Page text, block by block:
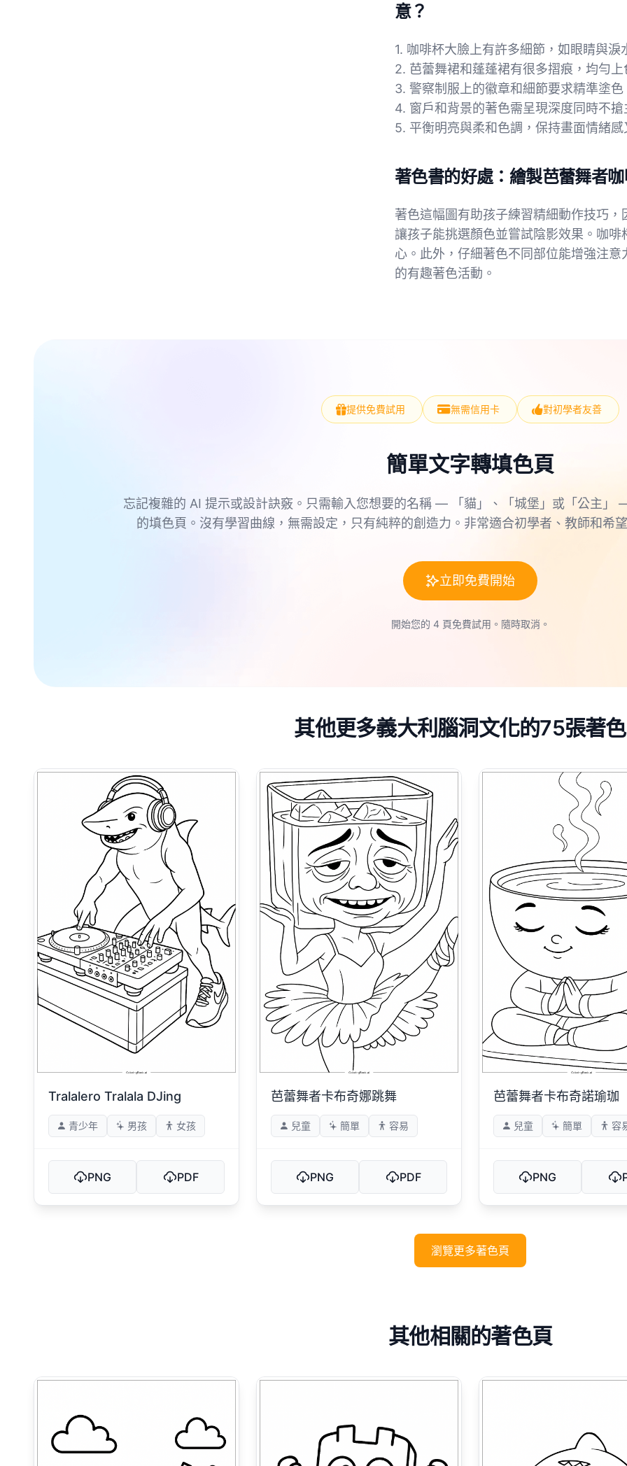
意？
1. 咖啡杯大臉上有許多細節，如眼睛與淚
2. 芭蕾舞裙和蓬蓬裙有很多摺痕，均勻
3. 警察制服上的徽章和細節要求精準塗色
4. 窗戶和背景的著色需呈現深度同時不
5. 平衡明亮與柔和色調，保持畫面情緒
著色書的好處：繪製芭蕾舞者
著色這幅圖有助孩子練習精細動作技巧
讓孩子能挑選顏色並嘗試陰影效果。咖
心。此外，仔細著色不同部位能增強注
的有趣著色活動。
提供免費試用 無需信用卡 對初學者友善
簡單文字轉填色頁
忘記複雜的 AI 提示或設計訣竅。只需輸入您想要的名稱 — 「貓」、「城堡」或「公主」
的填色頁。沒有學習曲線，無需設定，只有純粹的創造力。非常適合初學者、教師和希
立即免費開始
開始您的 4 頁免費試用。隨時取消。
其他更多義大利腦洞文化的75張著
Tralalero Tralala DJing
青少年 男孩 女孩
PNG PDF
芭蕾舞者卡布奇娜跳舞
兒童 簡單 容易
PNG PDF
芭蕾舞者卡布奇諾瑜珈
兒童 簡單 容
PNG
瀏覽更多著色頁
其他相關的著色頁